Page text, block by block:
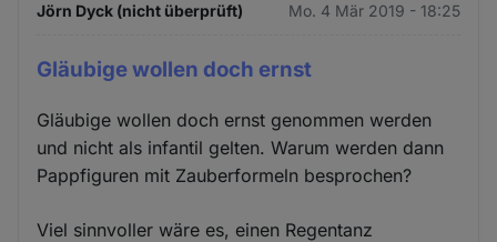
Jörn Dyck (nicht überprüft) Mo. 4 Mär 2019 - 18:25
Gläubige wollen doch ernst
Gläubige wollen doch ernst genommen werden
und nicht als infantil gelten. Warum werden dann
Pappfiguren mit Zauberformeln besprochen?
Viel sinnvoller wäre es, einen Regentanz